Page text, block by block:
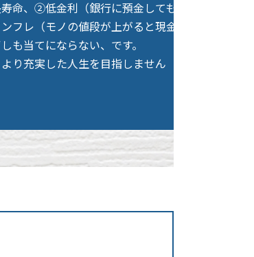
命、②低金利（銀行に預金しても
フレ（モノの値段が上がると現金
も当てにならない、です。
り充実した人生を目指しません